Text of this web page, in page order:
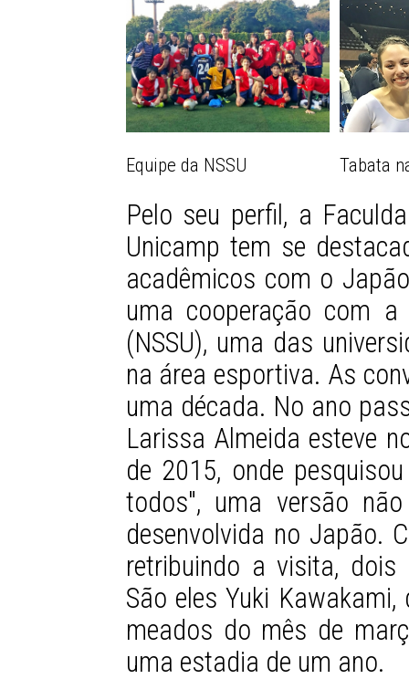
Equipe da NSSU Tabata
Pelo seu perfil, a
Unicamp tem se
acadêmicos com o
uma cooperação com a
(NSSU), uma das
na área esportiva. As
uma década. No ano
Larissa Almeida esteve
de 2015, onde
todos", uma versão
desenvolvida no Japão.
retribuindo a visita, dois
São eles Yuki
meados do mês de
uma estadia de um ano.